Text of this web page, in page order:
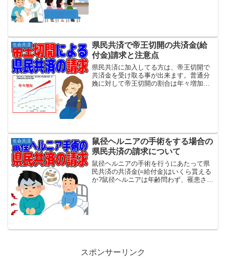
生命共済
県民共済で帝王切開の共済金(給
付金)請求と注意点
県民共済に加入してる方は、帝王切開で
共済金を受け取る事が出来ます。普通分
娩に対して帝王切開の割合は年々増加傾
生命共済
鼠径ヘルニアの手術をする場合の
県民共済の請求について
鼠径ヘルニアの手術を行うにあたって県
民共済の共済金(=給付金)はいくら貰える
か?鼠径ヘルニアは年齢問わず、罹患され
スポンサーリンク